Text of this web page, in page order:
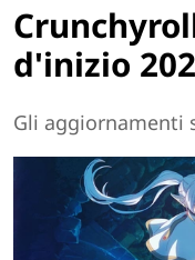
d'inizio
Gli aggiornamenti